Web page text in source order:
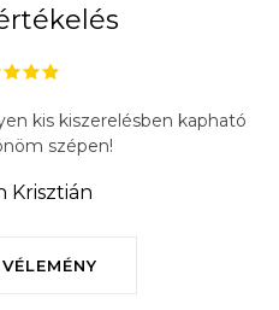
kis kiszerelésben kapható
szépen!
Krisztián